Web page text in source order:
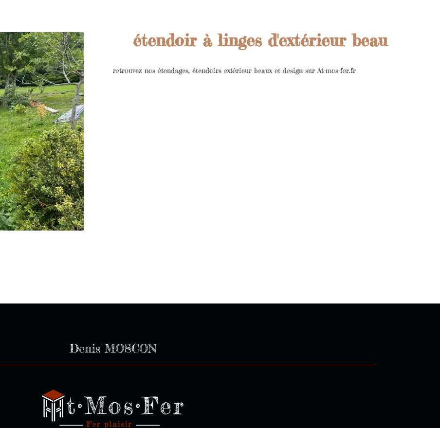
étendoir à linges d'extérieur beau
retrouvez nos étendages, étendoirs extérieur beaux et design sur At-mos-fer.fr
Denis MOSCON